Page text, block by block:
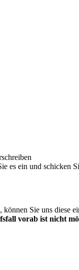
es ein und schicken
Sie uns diese
vorab ist nicht